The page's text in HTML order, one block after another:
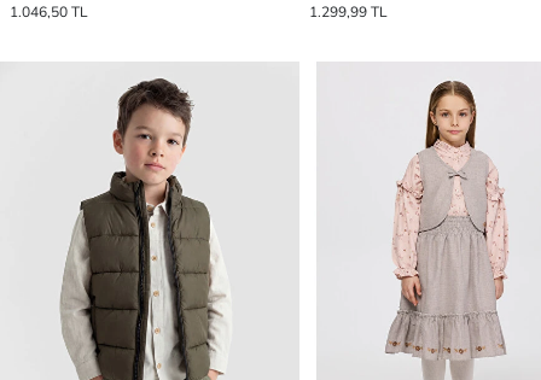
1.046,50 TL
1.299,99 TL